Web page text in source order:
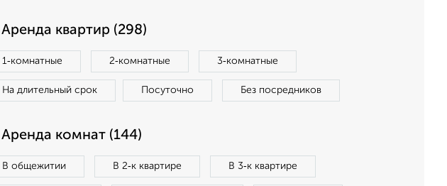
Аренда квартир (298)
1‑комнатные 2‑комнатные 3‑комнатные
На длительный срок Посуточно Без посредников
Аренда комнат (144)
В общежитии В 2‑к квартире В 3‑к квартире